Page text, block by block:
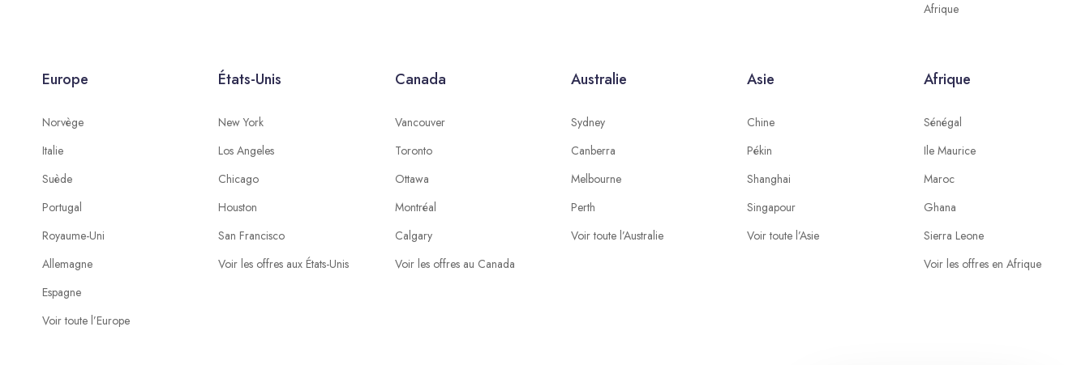
Afrique
Europe
Norvège
Italie
Suède
Portugal
Royaume-Uni
Allemagne
Espagne
Voir toute l’Europe
États-Unis
New York
Los Angeles
Chicago
Houston
San Francisco
Voir les offres aux États-Unis
Canada
Vancouver
Toronto
Ottawa
Montréal
Calgary
Voir les offres au Canada
Australie
Sydney
Canberra
Melbourne
Perth
Voir toute l’Australie
Asie
Chine
Pékin
Shanghai
Singapour
Voir toute l’Asie
Afrique
Sénégal
Ile Maurice
Maroc
Ghana
Sierra Leone
Voir les offres en Afrique